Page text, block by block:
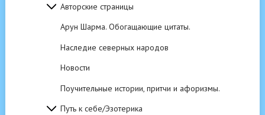
Авторские страницы
Арун Шарма. Обогащающие цитаты.
Наследие северных народов
Новости
Поучительные истории, притчи и афоризмы.
Путь к себе/Эзотерика